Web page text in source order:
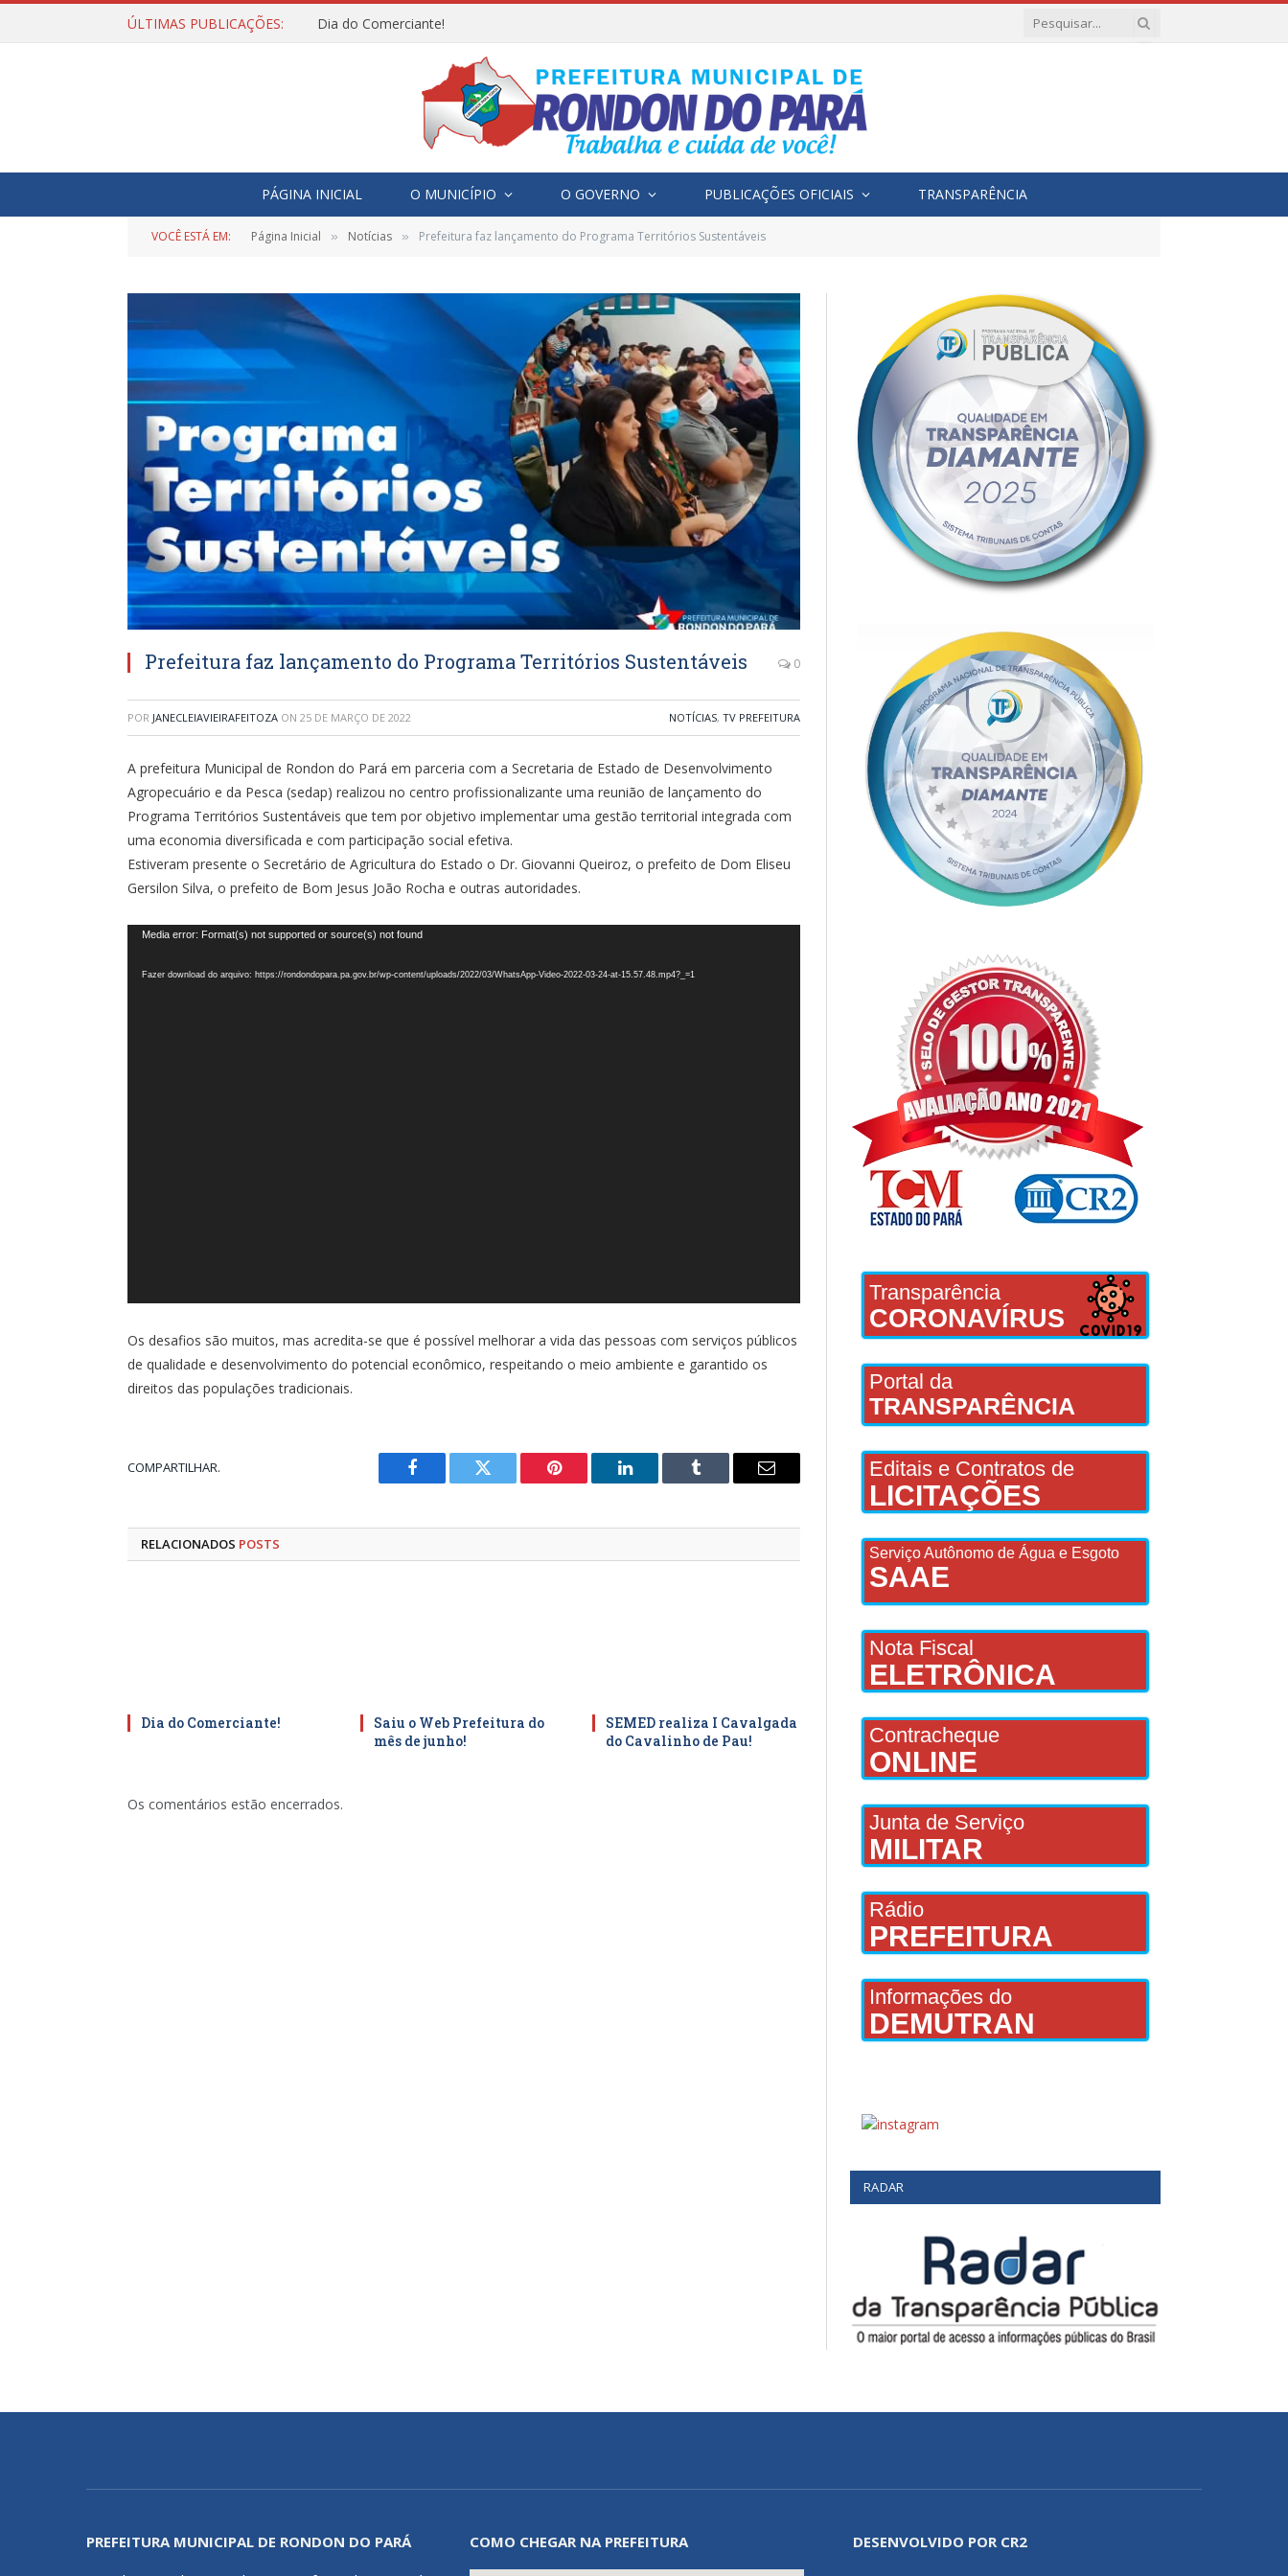
ÚLTIMAS PUBLICAÇÕES: Dia do Comerciante!
PÁGINA INICIAL O MUNICÍPIO O GOVERNO PUBLICAÇÕES OFICIAIS TRANSPARÊNCIA
VOCÊ ESTÁ EM: Página Inicial » Notícias » Prefeitura faz lançamento do Programa Territórios Sustentáveis
Prefeitura faz lançamento do Programa Territórios Sustentáveis 0
POR JANECLEIAVIEIRAFEITOZA ON 25 DE MARÇO DE 2022 NOTÍCIAS, TV PREFEITURA
A prefeitura Municipal de Rondon do Pará em parceria com a Secretaria de Estado de Desenvolvimento
Agropecuário e da Pesca (sedap) realizou no centro profissionalizante uma reunião de lançamento do
Programa Territórios Sustentáveis que tem por objetivo implementar uma gestão territorial integrada com
uma economia diversificada e com participação social efetiva.
Estiveram presente o Secretário de Agricultura do Estado o Dr. Giovanni Queiroz, o prefeito de Dom Eliseu
Gersilon Silva, o prefeito de Bom Jesus João Rocha e outras autoridades.
Tocador
vídeo
Media error: Format(s) not supported or source(s) not found
Fazer download do arquivo: https://rondondopara.pa.gov.br/wp-content/uploads/2022/03/WhatsApp-Video-2022-03-24-at-15.57.48.mp4?_=1
Os desafios são muitos, mas acredita-se que é possível melhorar a vida das pessoas com serviços públicos
de qualidade e desenvolvimento do potencial econômico, respeitando o meio ambiente e garantido os
direitos das populações tradicionais.
COMPARTILHAR.
Facebook Twitter Pinterest LinkedIn Tumblr
E-
RELACIONADOS POSTS
Dia do Comerciante!
Saiu o Web Prefeitura do
mês de junho!
SEMED realiza I Cavalgada
do Cavalinho de Pau!
Os comentários estão encerrados.
Transparência
CORONAVÍRUS
Portal da
TRANSPARÊNCIA
Editais e Contratos de
LICITAÇÕES
Serviço Autônomo de Água e Esgoto
SAAE
Nota Fiscal
ELETRÔNICA
Contracheque
ONLINE
Junta de Serviço
MILITAR
Rádio
PREFEITURA
Informações do
DEMUTRAN
RADAR
PREFEITURA MUNICIPAL DE RONDON DO PARÁ
COMO CHEGAR NA PREFEITURA DESENVOLVIDO POR CR2